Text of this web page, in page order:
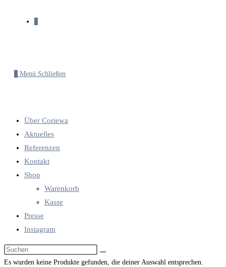
Menü Schließen
Über Coriewa
Aktuelles
Referenzen
Kontakt
Shop
Warenkorb
Kasse
Presse
Instagram
Diese
Website
Es wurden keine Produkte gefunden, die deiner Auswahl entsprechen.